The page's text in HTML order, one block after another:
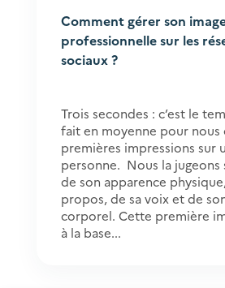
Comment gérer son
professionnelle sur les
sociaux ?
Trois secondes : c’est le
fait en moyenne pour nous
premières impressions sur
personne. Nous la jugeons
de son apparence
propos, de sa voix et de
corporel. Cette première
à la base...